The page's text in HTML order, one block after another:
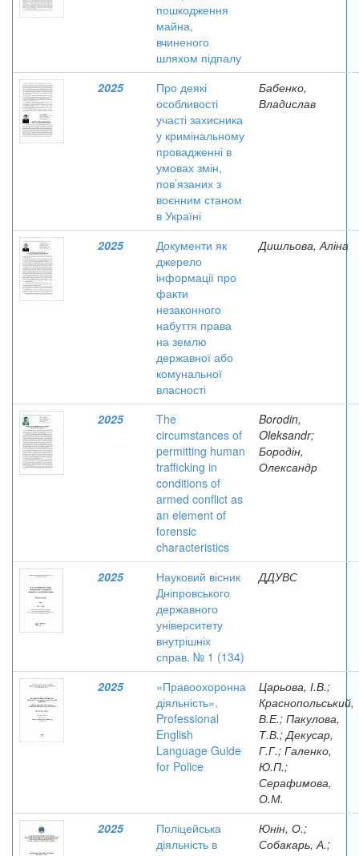
пошкодження
майна,
вчиненого
шляхом підпалу
2025
Про деякі
особливості
участі захисника
у кримінальному
провадженні в
умовах змін,
пов’язаних з
воєнним станом
в Україні
Бабенко,
Владислав
2025
Документи як
джерело
інформації про
факти
незаконного
набуття права
на землю
державної або
комунальної
власності
Дишльова, Аліна
2025
The
circumstances of
permitting human
trafficking in
conditions of
armed conflict as
an element of
forensic
characteristics
Borodin,
Oleksandr;
Бородін,
Олександр
2025
Науковий вісник
Дніпровського
державного
університету
внутрішніх
справ. № 1 (134)
ДДУВС
2025
«Правоохоронна
діяльність».
Professional
English
Language Guide
for Police
Царьова, І.В.;
Краснопольський,
В.Е.; Пакулова,
Т.В.; Декусар,
Г.Г.; Галенко,
Ю.П.;
Серафимова,
О.М.
2025
Поліцейська
діяльність в
Юнін, О.;
Собакарь, А.;